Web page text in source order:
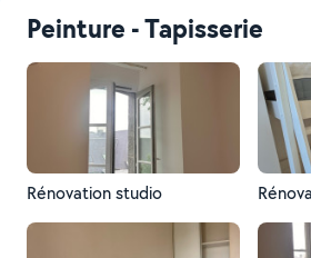
Peinture - Tapisserie
Rénovation studio